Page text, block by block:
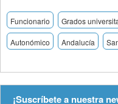
Funcionario Grados
Autonómico Andalucía
¡Suscríbete a nuestra